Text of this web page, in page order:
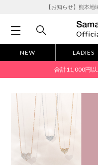
【お知らせ】熊本
NEW LADIES
合計11,000円